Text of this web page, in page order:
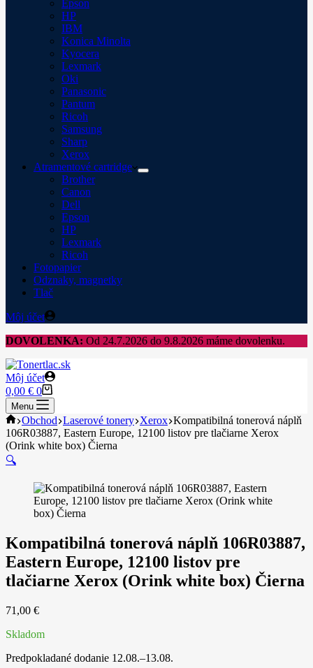
Epson
HP
IBM
Konica Minolta
Kyocera
Lexmark
Oki
Panasonic
Pantum
Ricoh
Samsung
Sharp
Xerox
Atramentové cartridge
Brother
Canon
Dell
Epson
HP
Lexmark
Ricoh
Fotopapier
Odznaky, magnetky
Tlač
Môj účet
DOVOLENKA: Od 24.7.2026 do 9.8.2026 máme dovolenku.
Môj účet
Shopping
cart
0,00 € 0
Menu
Home
Obchod Laserové tonery Xerox Kompatibilná tonerová náplň
106R03887, Eastern Europe, 12100 listov pre tlačiarne Xerox
(Orink white box) Čierna
🔍
Kompatibilná tonerová náplň 106R03887,
Eastern Europe, 12100 listov pre
tlačiarne Xerox (Orink white box) Čierna
71,00 €
Skladom
Predpokladané dodanie 12.08.–13.08.